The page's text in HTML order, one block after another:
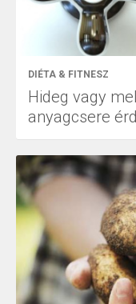
DIÉTA & FITNESZ
Hideg vagy
anyagcsere